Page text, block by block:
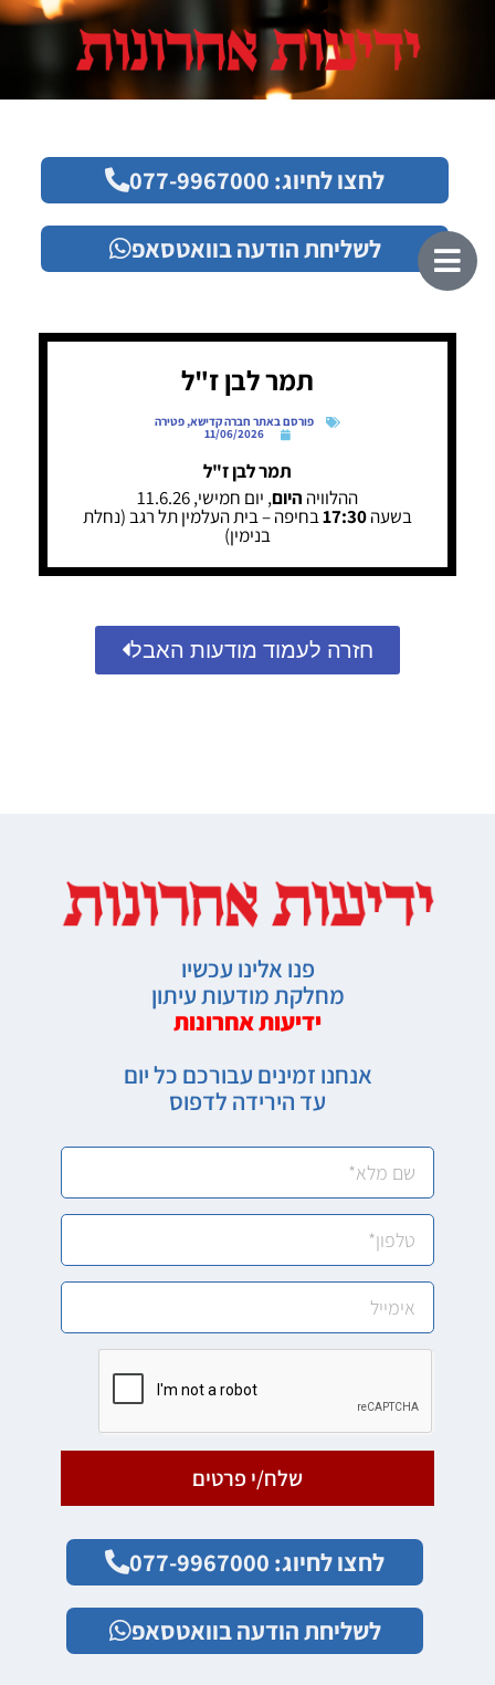
לחצו לחיוג: 077-9967000
לשליחת הודעה בוואטסאפ
תמר לבן ז"ל
פורסם באתר חברה קדישא,פטירה
11/06/2026
תמר לבן ז"ל
ההלוויה היום , יום חמישי, 11.6.26
בשעה17:30בחיפה – בית העלמין תל רגב (נחלת
בנימין)
חזרה לעמוד מודעות האבל
פנו אלינו עכשיו
מחלקת מודעות עיתון
ידיעות אחרונות
אנחנו זמינים עבורכם כל יום
עד הירידה לדפוס
שלח/י פרטים
לחצו לחיוג: 077-9967000
לשליחת הודעה בוואטסאפ